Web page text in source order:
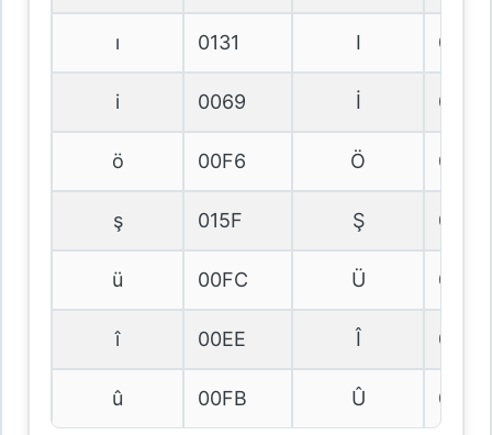
ı 0131 I 0049
i 0069 İ 0130
ö 00F6 Ö 00D6
ş 015F Ş 015E
ü 00FC Ü 00DC
î 00EE Î 00CE
û 00FB Û 00DB